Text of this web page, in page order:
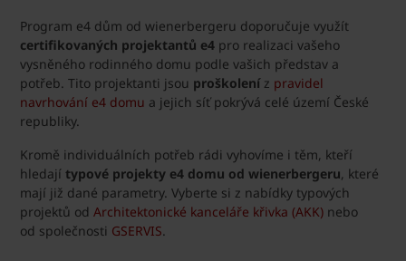
Program e4 dům od wienerbergeru doporučuje využít
certifikovaných projektantů e4 pro realizaci vašeho
vysněného rodinného domu podle vašich představ a
potřeb. Tito projektanti jsou proškoleníz pravidel
navrhování e4 domu a jejich síť pokrývá celé území České
republiky.
Kromě individuálních potřeb rádi vyhovíme i těm, kteří
hledají typové projekty e4 domu od wienerbergeru, které
mají již dané parametry. Vyberte si z nabídky typových
projektů od Architektonické kanceláře křivka (AKK) nebo
od společnosti GSERVIS.